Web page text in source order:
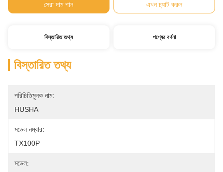
সেরা দাম পান এখন চ্যাট করুন
বিস্তারিত তথ্য পণ্যের বর্ণনা
বিস্তারিত তথ্য
পরিচিতিমুলক নাম:
HUSHA
মডেল নম্বার:
TX100P
মডেল: